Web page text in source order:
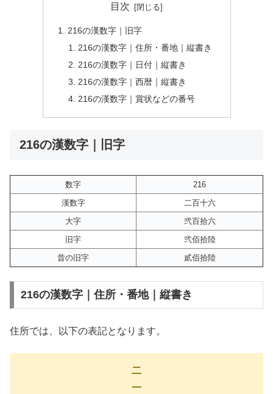
目次
216の漢数字｜旧字
216の漢数字｜住所・番地｜縦書き
216の漢数字｜日付｜縦書き
216の漢数字｜西暦｜縦書き
216の漢数字｜賞状などの番号
216の漢数字｜旧字
数字
216
漢数字
二百十六
大字
弐百拾六
旧字
弐佰拾陸
昔の旧字
貳佰拾陸
216の漢数字｜住所・番地｜縦書き
住所では、以下の表記となります。
二
一